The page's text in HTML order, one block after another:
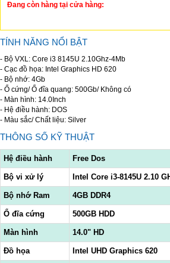
Đang còn hàng tại cửa hàng:
TÍNH NĂNG NỔI BẬT
- Bộ VXL: Core i3 8145U 2.10Ghz-4Mb
- Cạc đồ họa: Intel Graphics HD 620
- Bộ nhớ: 4Gb
- Ổ cứng/ Ổ đĩa quang: 500Gb/ Không có
- Màn hình: 14.0Inch
- Hệ điều hành: DOS
- Màu sắc/ Chất liệu: Silver
THÔNG SỐ KỸ THUẬT
Hệ điều hành Free Dos
Bộ vi xử lý Intel Core i3-8145U 2.10
Bộ nhớ Ram 4GB DDR4
Ổ đĩa cứng 500GB HDD
Màn hình 14.0" HD
Đồ họa Intel UHD Graphics 620